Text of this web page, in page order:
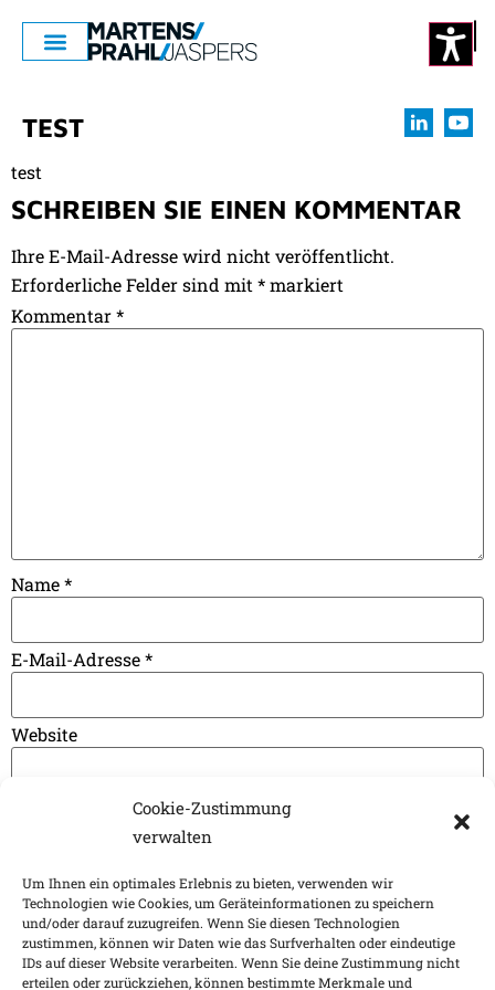
Cookie-Zustimmung
verwalten
Um Ihnen ein optimales Erlebnis zu bieten, verwenden wir
Technologien wie Cookies, um Geräteinformationen zu speichern
und/oder darauf zuzugreifen. Wenn Sie diesen Technologien
zustimmen, können wir Daten wie das Surfverhalten oder eindeutige
IDs auf dieser Website verarbeiten. Wenn Sie deine Zustimmung nicht
erteilen oder zurückziehen, können bestimmte Merkmale und
TEST
test
SCHREIBEN SIE EINEN KOMMENTAR
Ihre E-Mail-Adresse wird nicht veröffentlicht.
Erforderliche Felder sind mit *markiert
Kommentar*
Name*
E-Mail-Adresse*
Website
Name, E-Mail-Adresse und Website in diesem Browser
für meinen nächsten Kommentar speichern.
Impressum Nachhaltigkeitsfaktoren
Datenschutz Barrierefreiheit Kontakt